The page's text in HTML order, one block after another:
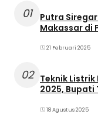
01
Putra
Makassar di
21 Februari 2025
02
Teknik
2025, Bupati
18 Agustus 2025